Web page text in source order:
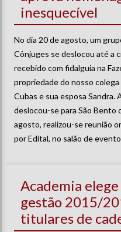
inesquecível
No dia 20 de agosto, um
Cônjuges se deslocou até a
recebido com fidalguia na
propriedade do nosso
Cubas e sua esposa Sandra.
deslocou-se para São Bento
agosto, realizou-se reunião
por Edital, no salão de
Academia
gestão 2015/
titulares de